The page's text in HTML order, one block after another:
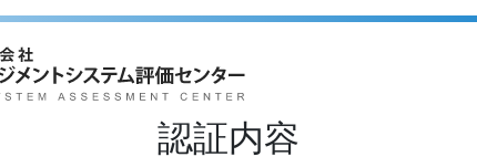
認証内容